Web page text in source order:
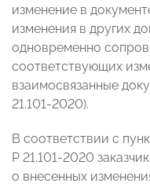
изменение в
изменения в других
одновременно
соответствующих
взаимосвязанные
21.101-2020).
В соответствии с
Р 21.101-2020
о внесенных